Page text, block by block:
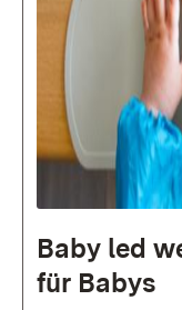
Baby led
für Babys